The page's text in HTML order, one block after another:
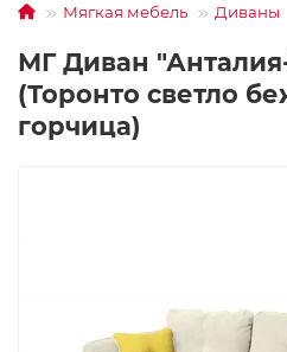
Мягкая мебель Диваны
МГ Диван
(Торонто светло
горчица)